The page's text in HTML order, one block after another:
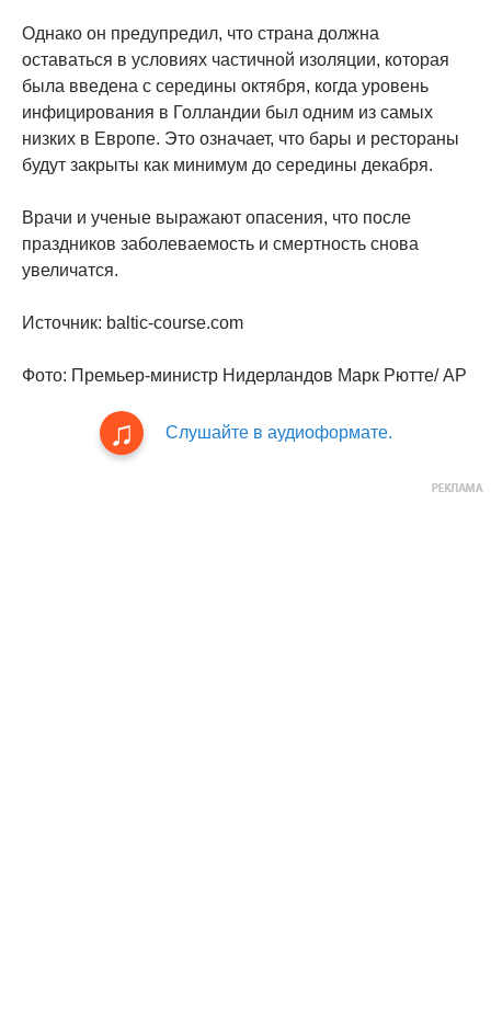
Однако он предупредил, что страна должна
оставаться в условиях частичной изоляции, которая
была введена с середины октября, когда уровень
инфицирования в Голландии был одним из самых
низких в Европе. Это означает, что бары и рестораны
будут закрыты как минимум до середины декабря.
Врачи и ученые выражают опасения, что после
праздников заболеваемость и смертность снова
увеличатся.
Источник: baltic-course.com
Фото: Премьер-министр Нидерландов Марк Рютте/ AP
Слушайте в аудиоформате.